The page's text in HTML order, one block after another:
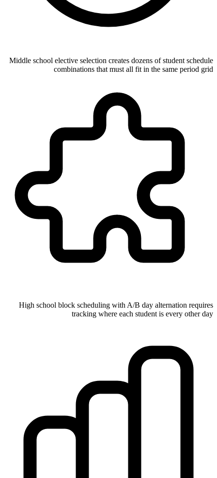
Middle school elective selection creates dozens of student schedule
combinations that must all fit in the same period grid
High school block scheduling with A/B day alternation requires
tracking where each student is every other day